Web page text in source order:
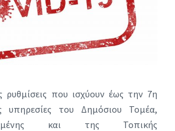
ρυθμίσεις που ισχύουν έως την 7η
υπηρεσίες του Δημόσιου Τομέα,
και της Τοπικής